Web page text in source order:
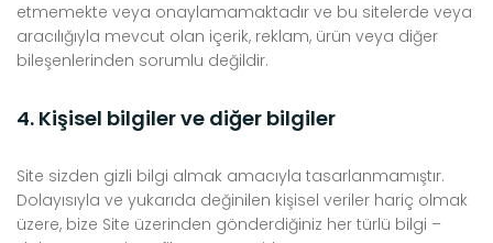
etmemekte veya onaylamamaktadır ve bu sitelerde veya
aracılığıyla mevcut olan içerik, reklam, ürün veya diğer
bileşenlerinden sorumlu değildir.
4. Kişisel bilgiler ve diğer bilgiler
Site sizden gizli bilgi almak amacıyla tasarlanmamıştır.
Dolayısıyla ve yukarıda değinilen kişisel veriler hariç olmak
üzere, bize Site üzerinden gönderdiğiniz her türlü bilgi –